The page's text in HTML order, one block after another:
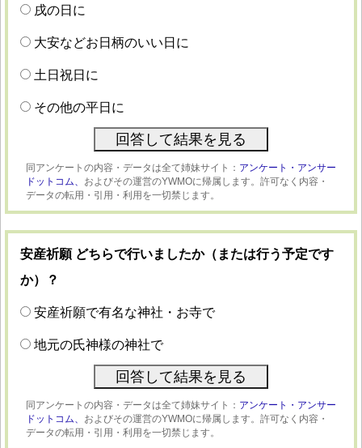
戌の日に
大安などお日柄のいい日に
土日祝日に
その他の平日に
同アンケートの内容・データは全て姉妹サイト： アンケート・アンサー
ドットコム、 およびその運営のYWMOに帰属します。許可なく内容・
データの転用・引用・利用を一切禁じます。
安産祈願 どちらで行いましたか（または行う予定です
か）？
安産祈願で有名な神社・お寺で
地元の氏神様の神社で
同アンケートの内容・データは全て姉妹サイト： アンケート・アンサー
ドットコム、 およびその運営のYWMOに帰属します。許可なく内容・
データの転用・引用・利用を一切禁じます。